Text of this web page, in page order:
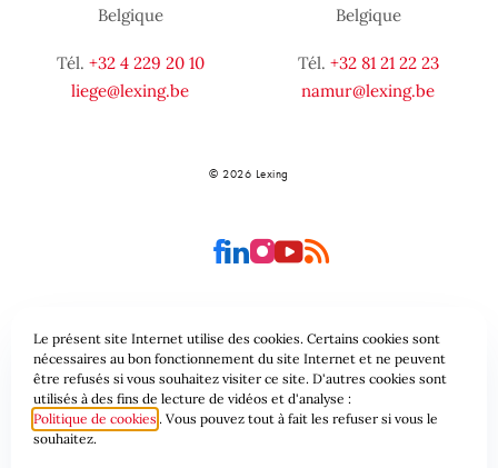
Belgique
Tél. +32 4 229 20 10
liege@lexing.be
Belgique
Tél. +32 81 21 22 23
namur@lexing.be
© 2026 Lexing
Plan du site Conditions générales
Protection des données & Cookies
Le présent site Internet utilise des cookies. Certains cookies sont
nécessaires au bon fonctionnement du site Internet et ne peuvent
être refusés si vous souhaitez visiter ce site. D'autres cookies sont
utilisés à des fins de lecture de vidéos et d'analyse :
Politique de cookies . Vous pouvez tout à fait les refuser si vous le
souhaitez.